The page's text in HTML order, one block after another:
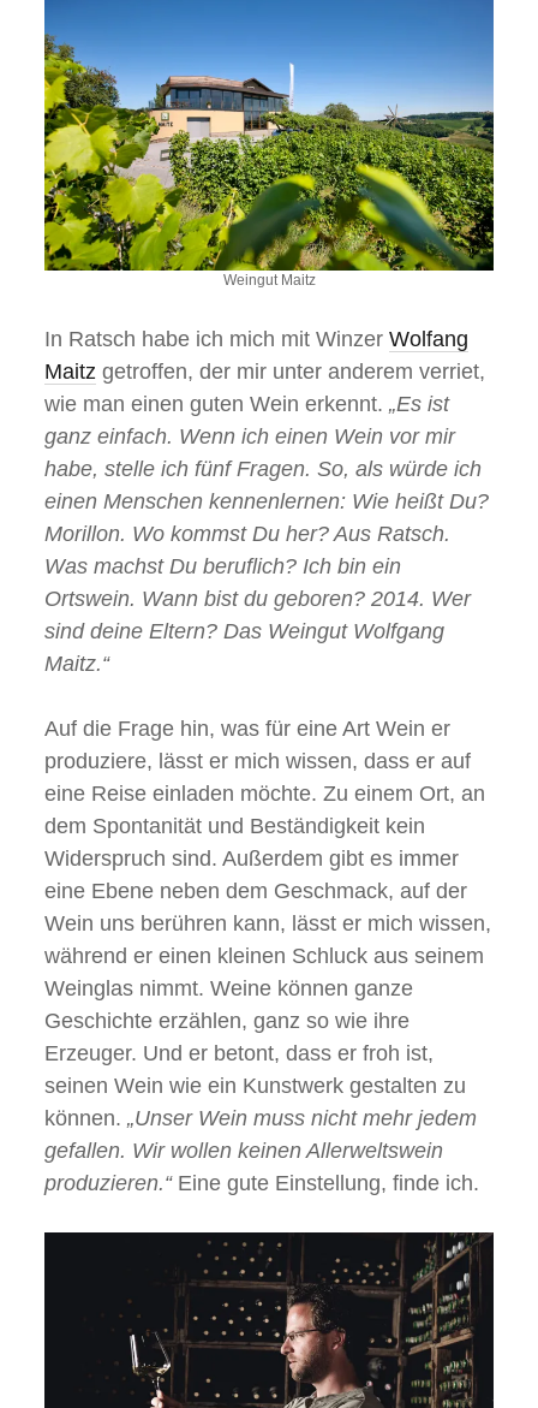
Weingut Maitz
In Ratsch habe ich mich mit WinzerWolfang
Maitz getroffen, der mir unter anderem verriet,
wie man einen guten Wein erkennt.„Es ist
ganz einfach. Wenn ich einen Wein vor mir
habe, stelle ich fünf Fragen. So, als würde ich
einen Menschen kennenlernen: Wie heißt Du?
Morillon. Wo kommst Du her? Aus Ratsch.
Was machst Du beruflich? Ich bin ein
Ortswein. Wann bist du geboren? 2014. Wer
sind deine Eltern? Das Weingut Wolfgang
Maitz.“
Auf die Frage hin, was für eine Art Wein er
produziere, lässt er mich wissen, dass er auf
eine Reise einladen möchte. Zu einem Ort, an
dem Spontanität und Beständigkeit kein
Widerspruch sind. Außerdem gibt es immer
eine Ebene neben dem Geschmack, auf der
Wein uns berühren kann, lässt er mich wissen,
während er einen kleinen Schluck aus seinem
Weinglas nimmt. Weine können ganze
Geschichte erzählen, ganz so wie ihre
Erzeuger. Und er betont, dass er froh ist,
seinen Wein wie ein Kunstwerk gestalten zu
können. „Unser Wein muss nicht mehr jedem
gefallen. Wir wollen keinen Allerweltswein
produzieren.“Eine gute Einstellung, finde ich.